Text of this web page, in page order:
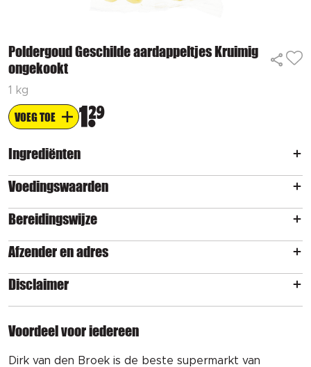
Poldergoud Geschilde aardappeltjes Kruimig
ongekookt
1 kg
VOEG TOE 1 29
Ingrediënten
Voedingswaarden
Bereidingswijze
Afzender en adres
Disclaimer
Voordeel voor iedereen
Dirk van den Broek is de beste supermarkt van